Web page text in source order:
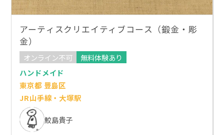
アーティスクリエイティブコース（鍛金・彫
金）
オンライン不可
無料体験あり
ハンドメイド
東京都 豊島区
JR山手線・大塚駅
鮫島貴子